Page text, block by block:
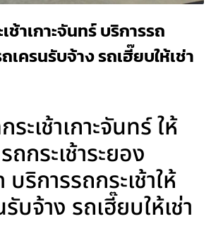
ช้าเกาะจันทร์ บริการรถ
ถเครนรับจ้าง รถเฮี๊ยบให้เช่า
ะเช้าเกาะจันทร์ ให้
ถกระเช้าระยอง
ริการรถกระเช้าให้
รับจ้าง รถเฮี๊ยบให้เช่า